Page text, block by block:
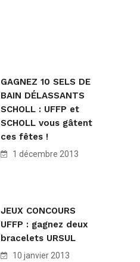
GAGNEZ 10 SELS DE
BAIN DÉLASSANTS
SCHOLL : UFFP et
SCHOLL vous gâtent
ces fêtes !
1 décembre 2013
JEUX CONCOURS
UFFP : gagnez deux
bracelets URSUL
10 janvier 2013